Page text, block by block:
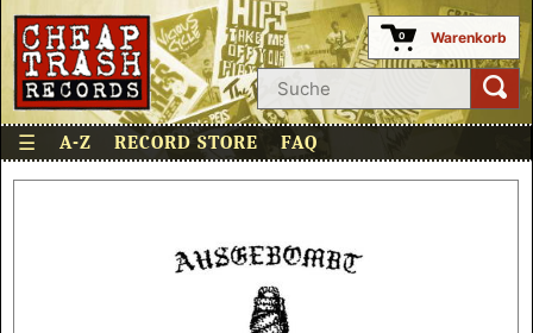
0 Warenkorb
☰ A-Z RECORD STORE FAQ